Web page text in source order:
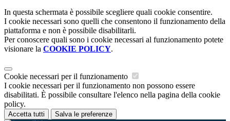
In questa schermata è possibile scegliere quali cookie consentire.
I cookie necessari sono quelli che consentono il funzionamento della
piattaforma e non è possibile disabilitarli.
Per conoscere quali sono i cookie necessari al funzionamento potete
visionare la COOKIE POLICY.
Cookie necessari per il funzionamento
I cookie necessari per il funzionamento non possono essere
disabilitati. È possibile consultare l'elenco nella pagina della cookie
policy.
Accetta tutti Salva le preferenze